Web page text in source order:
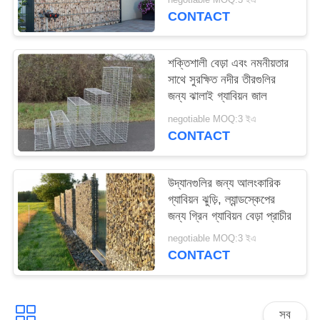
CONTACT
শক্তিশালী বেড়া এবং নমনীয়তার
সাথে সুরক্ষিত নদীর তীরগুলির
জন্য ঝালাই গ্যাবিয়ন জাল
negotiable MOQ:3 ইএ
CONTACT
উদ্যানগুলির জন্য আলংকারিক
গ্যাবিয়ন ঝুড়ি, ল্যান্ডস্কেপের
জন্য গ্রিন গ্যাবিয়ন বেড়া প্রাচীর
negotiable MOQ:3 ইএ
CONTACT
সব